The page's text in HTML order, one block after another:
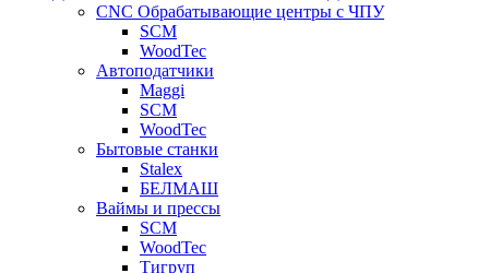
CNC Обрабатывающие центры с ЧПУ
SCM
WoodTec
Автоподатчики
Maggi
SCM
WoodTec
Бытовые станки
Stalex
БЕЛМАШ
Ваймы и прессы
SCM
WoodTec
Тигруп